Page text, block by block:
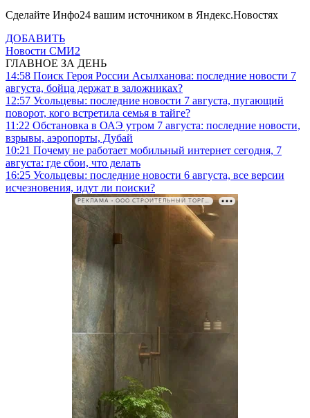
Сделайте Инфо24 вашим источником в Яндекс.Новостях
ДОБАВИТЬ
Новости СМИ2
ГЛАВНОЕ ЗА ДЕНЬ
14:58 Поиск Героя России Асылханова: последние новости 7
августа, бойца держат в заложниках?
12:57 Усольцевы: последние новости 7 августа, пугающий
поворот, кого встретила семья в тайге?
11:22 Обстановка в ОАЭ утром 7 августа: последние новости,
взрывы, аэропорты, Дубай
10:21 Почему не работает мобильный интернет сегодня, 7
августа: где сбои, что делать
16:25 Усольцевы: последние новости 6 августа, все версии
исчезновения, идут ли поиски?
РЕКЛАМА • ООО СТРОИТЕЛЬНЫЙ ТОРГОВЫЙ ДОМ «ПЕТРОВИЧ». ИНН: 7802348846